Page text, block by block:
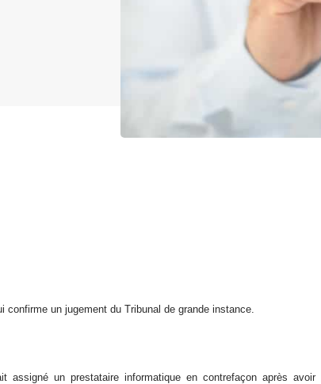
confirme un jugement du Tribunal de grande instance.
assigné un prestataire informatique en contrefaçon après avoir